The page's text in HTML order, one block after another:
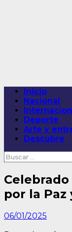
Menú
principal
Inicio
Nacional
Deporte
Arte y
Descubre
Buscar:
por la Paz
06/01/2025